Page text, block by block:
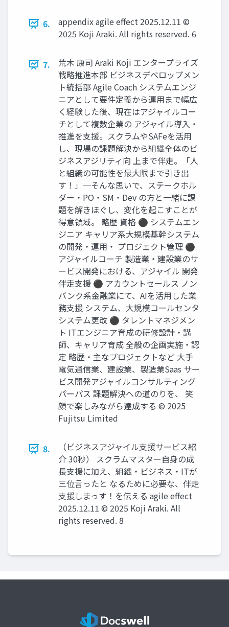
6.
appendix agile effect 2025.12.11 ©
2025 Koji Araki. All rights reserved. 6
7.
荒木 康司 Araki Koji エンタープライズ
戦略推進本部 ビジネスデベロップメン
ト統括部 Agile Coach システムエンジ
ニアとして要件定義から運用まで幅広
く経験した後、現在はアジャイルコー
チとして複数企業の アジャイル導入・
推進を支援。スクラムやSAFeを活用
し、現場の課題解決から組織全体のビ
ジネスアジリティ向 上まで伴走。「人
と組織の可能性を最大限まで引き出
す！」─そんな思いで、ステークホル
ダー・PO・SM・Dev の方と一緒に課
題を解きほぐし、変化を起こすことが
得意領域。 略歴 資格 ⚫ システムエン
ジニア キャリア系大規模基幹システム
の開発・運用・ プロジェクト管理 ⚫
アジャイルコーチ 製造業・建設業のサ
ービス開発における、アジャイル 開発
伴走支援 ⚫ アカウントセールス ノン
バンク系金融業にて、AIを活用した業
務支援 システム、大規模コールセンタ
システム更改 ⚫ タレントマネジメン
ト ITエンジニア育成の研修設計・講
師、キャリア育成 全般の企画実施・認
定 略歴・主なプロジェクトなど 大手
電気通信業、建設業、製造業Saas サー
ビス開発アジャイルコンサルティング
パーパス 課題解決への道のりを、 笑
顔で楽しみながら達成する © 2025
Fujitsu Limited
8.
（ビジネスアジャイル支援サービス紹
介 30秒） スクラムマスター自身の成
長支援に加え、組織・ビジネス・ITが
三位言ったと なるために必要な、伴走
支援しまっす！を伝える agile effect
2025.12.11 © 2025 Koji Araki. All
rights reserved. 8